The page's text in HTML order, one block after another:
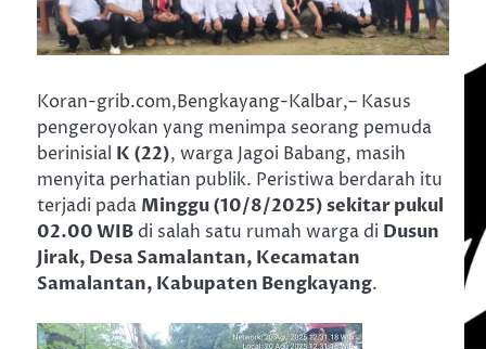
Koran-grib.com,Bengkayang-Kalbar,– Kasus
pengeroyokan yang menimpa seorang pemuda
berinisial K (22), warga Jagoi Babang, masih
menyita perhatian publik. Peristiwa berdarah itu
terjadi pada Minggu (10/8/2025) sekitar pukul
02.00 WIB di salah satu rumah warga di Dusun
Jirak, Desa Samalantan, Kecamatan
Samalantan, Kabupaten Bengkayang.